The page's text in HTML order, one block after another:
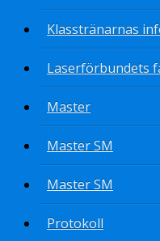
Klasstränarnas
Laserförbundets
Master
Master SM
Master SM
Protokoll